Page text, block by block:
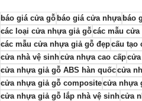
báo giá cửa gỗbáo giá cửa nhựabáo
các loại cửa nhựa giả gỗcác mẫu
các mẫu cửa nhựa giả gỗ đẹpcấu tạo
cửa nhà vệ sinhcửa nhựa cao cấp
cửa nhựa giả gỗ ABS hàn quốccửa
cửa nhựa giả gỗ compositecửa nhựa
cửa nhựa giả gỗ lắp nhà vệ sinhcửa